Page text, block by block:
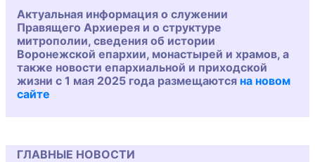
Актуальная информация о служении
Правящего Архиерея и о структуре
митрополии, сведения об истории
Воронежской епархии, монастырей и храмов, а
также новости епархиальной и приходской
жизни с 1 мая 2025 года размещаются на новом
сайте
ГЛАВНЫЕ НОВОСТИ